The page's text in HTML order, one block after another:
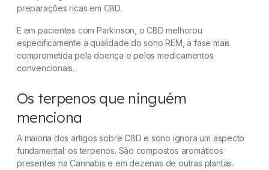
preparações ricas em CBD.
E em pacientes com Parkinson, o CBD melhorou
especificamente a qualidade do sono REM, a fase mais
comprometida pela doença e pelos medicamentos
convencionais.
Os terpenos que ninguém
menciona
A maioria dos artigos sobre CBD e sono ignora um aspecto
fundamental: os terpenos. São compostos aromáticos
presentes na Cannabis e em dezenas de outras plantas.